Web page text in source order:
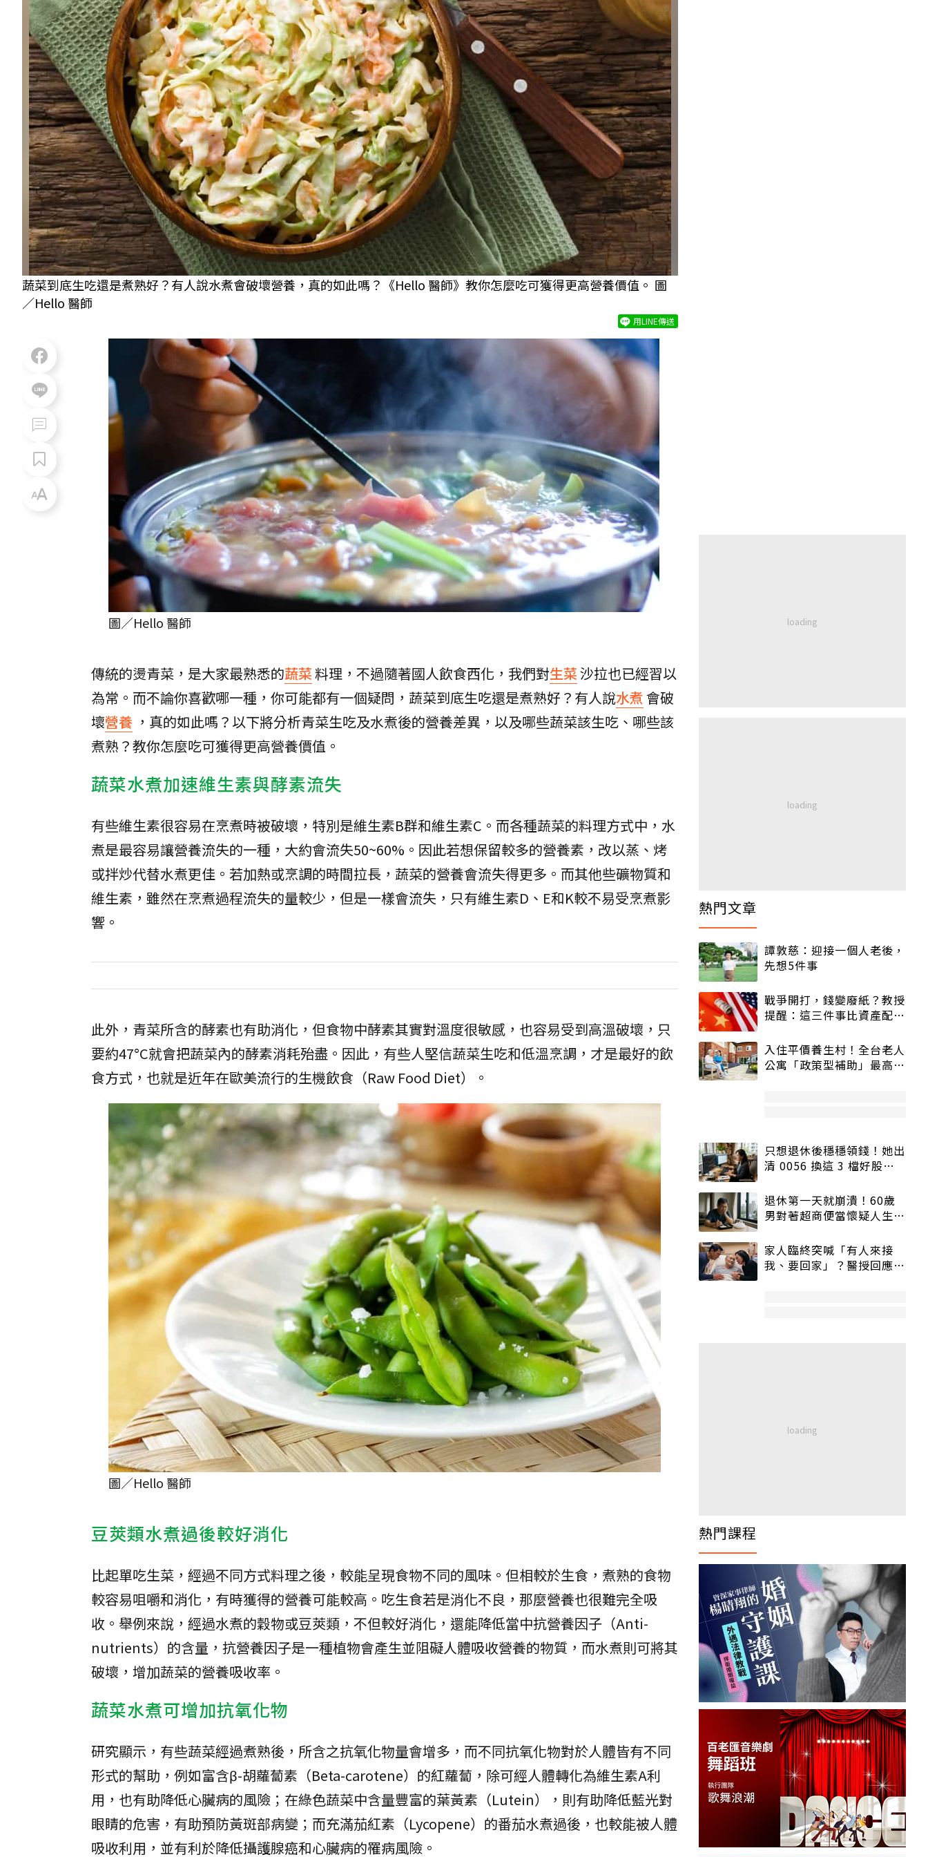
蔬菜到底生吃還是煮熟好？有人說水煮會破壞營養，真的如此嗎？《Hello 醫師》教你怎麼吃可獲得更高營養價值。 圖
／Hello 醫師
用LINE傳送
圖／Hello 醫師
傳統的燙青菜，是大家最熟悉的蔬菜料理，不過隨著國人飲食西化，我們對生菜沙拉也已經習以
為常。而不論你喜歡哪一種，你可能都有一個疑問，蔬菜到底生吃還是煮熟好？有人說水煮會破
壞營養 ，真的如此嗎？以下將分析青菜生吃及水煮後的營養差異，以及哪些蔬菜該生吃、哪些該
煮熟？教你怎麼吃可獲得更高營養價值。
蔬菜水煮加速維生素與酵素流失
有些維生素很容易在烹煮時被破壞，特別是維生素B群和維生素C。而各種蔬菜的料理方式中，水
煮是最容易讓營養流失的一種，大約會流失50~60%。因此若想保留較多的營養素，改以蒸、烤
或拌炒代替水煮更佳。若加熱或烹調的時間拉長，蔬菜的營養會流失得更多。而其他些礦物質和
維生素，雖然在烹煮過程流失的量較少，但是一樣會流失，只有維生素D、E和K較不易受烹煮影
響。
此外，青菜所含的酵素也有助消化，但食物中酵素其實對溫度很敏感，也容易受到高溫破壞，只
要約47°C就會把蔬菜內的酵素消耗殆盡。因此，有些人堅信蔬菜生吃和低溫烹調，才是最好的飲
食方式，也就是近年在歐美流行的生機飲食（Raw Food Diet）。
圖／Hello 醫師
豆莢類水煮過後較好消化
比起單吃生菜，經過不同方式料理之後，較能呈現食物不同的風味。但相較於生食，煮熟的食物
較容易咀嚼和消化，有時獲得的營養可能較高。吃生食若是消化不良，那麼營養也很難完全吸
收。舉例來說，經過水煮的穀物或豆莢類，不但較好消化，還能降低當中抗營養因子（Anti-
nutrients）的含量，抗營養因子是一種植物會產生並阻礙人體吸收營養的物質，而水煮則可將其
破壞，增加蔬菜的營養吸收率。
蔬菜水煮可增加抗氧化物
研究顯示，有些蔬菜經過煮熟後，所含之抗氧化物量會增多，而不同抗氧化物對於人體皆有不同
形式的幫助，例如富含β-胡蘿蔔素（Beta-carotene）的紅蘿蔔，除可經人體轉化為維生素A利
用，也有助降低心臟病的風險；在綠色蔬菜中含量豐富的葉黃素（Lutein），則有助降低藍光對
眼睛的危害，有助預防黃斑部病變；而充滿茄紅素（Lycopene）的番茄水煮過後，也較能被人體
吸收利用，並有利於降低攝護腺癌和心臟病的罹病風險。
熱門文章
譚敦慈：迎接一個人老後，
先想5件事
戰爭開打，錢變廢紙？教授
提醒：這三件事比資產配置
入住平價養生村！全台老人
公寓「政策型補助」最高打
只想退休後穩穩領錢！她出
清 0056 換這 3 檔好股：
退休第一天就崩潰！60歲
男對著超商便當懷疑人生
家人臨終突喊「有人來接
我、要回家」？醫授回應方
熱門課程